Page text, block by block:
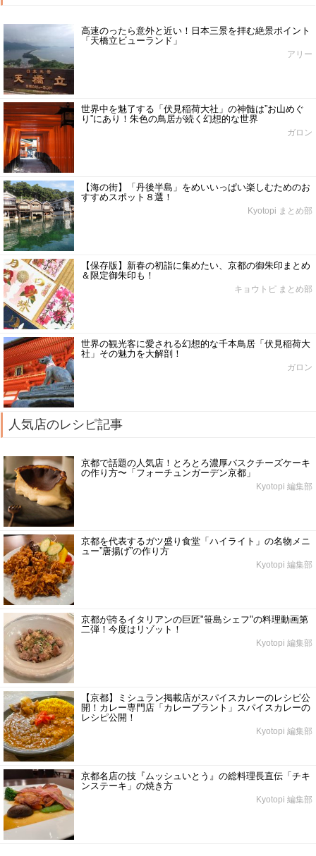
高速のったら意外と近い！日本三景を拝む絶景ポイント
「天橋立ビューランド」
アリー
世界中を魅了する「伏見稲荷大社」の神髄は”お山めぐ
り”にあり！朱色の鳥居が続く幻想的な世界
ガロン
【海の街】「丹後半島」をめいいっぱい楽しむためのお
すすめスポット８選！
Kyotopi まとめ部
【保存版】新春の初詣に集めたい、京都の御朱印まとめ
＆限定御朱印も！
キョウトピ まとめ部
世界の観光客に愛される幻想的な千本鳥居「伏見稲荷大
社」その魅力を大解剖！
ガロン
人気店のレシピ記事
京都で話題の人気店！とろとろ濃厚バスクチーズケーキ
の作り方〜「フォーチュンガーデン京都」
Kyotopi 編集部
京都を代表するガツ盛り食堂「ハイライト」の名物メニ
ュー”唐揚げ”の作り方
Kyotopi 編集部
京都が誇るイタリアンの巨匠"笹島シェフ"の料理動画第
二弾！今度はリゾット！
Kyotopi 編集部
【京都】ミシュラン掲載店がスパイスカレーのレシピ公
開！カレー専門店「カレープラント」スパイスカレーの
レシピ公開！
Kyotopi 編集部
京都名店の技『ムッシュいとう』の総料理長直伝「チキ
ンステーキ」の焼き方
Kyotopi 編集部